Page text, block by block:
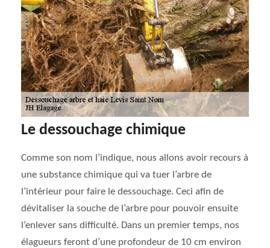
Le dessouchage chimique
Comme son nom l’indique, nous allons avoir recours à
une substance chimique qui va tuer l’arbre de
l’intérieur pour faire le dessouchage. Ceci afin de
dévitaliser la souche de l’arbre pour pouvoir ensuite
l’enlever sans difficulté. Dans un premier temps, nos
élagueurs feront d’une profondeur de 10 cm environ